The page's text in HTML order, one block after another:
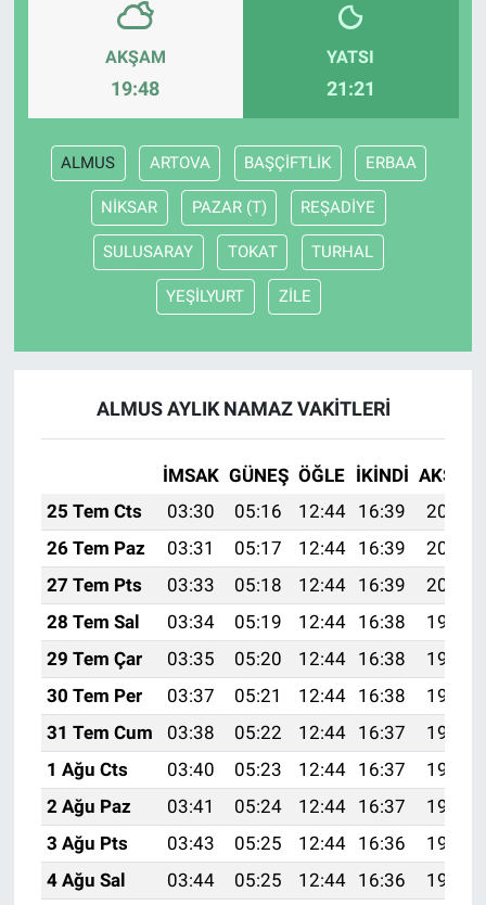
AKŞAM
19:48
YATSI
21:21
ALMUS ARTOVA BAŞÇİFTLİK ERBAA
NİKSAR PAZAR (T) REŞADİYE
SULUSARAY TOKAT TURHAL
YEŞİLYURT ZİLE
ALMUS AYLIK NAMAZ VAKITLERI
İMSAK GÜNEŞ ÖĞLE İKINDI AKŞAM
25 Tem Cts
03:30 05:16 12:44 16:39
20:02
26 Tem Paz
03:31 05:17 12:44 16:39
20:01
27 Tem Pts
03:33 05:18 12:44 16:39
20:00
28 Tem Sal
03:34 05:19 12:44 16:38
19:59
29 Tem Çar
03:35 05:20 12:44 16:38
19:58
30 Tem Per
03:37 05:21 12:44 16:38
19:57
31 Tem Cum
03:38 05:22 12:44 16:37
19:56
1 Ağu Cts
03:40 05:23 12:44 16:37
19:55
2 Ağu Paz
03:41 05:24 12:44 16:37
19:54
3 Ağu Pts
03:43 05:25 12:44 16:36
19:53
4 Ağu Sal
03:44 05:25 12:44 16:36
19:52